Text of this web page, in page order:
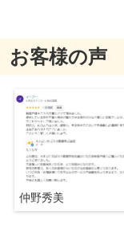
お客様の声
仲野秀美